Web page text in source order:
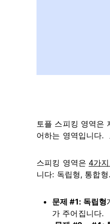
토플 스피킹 영역은
어하는 영역입니다.
스피킹 영역은 4가
니다: 독립형, 통합형.
문제 #1: 독립형
가 주어집니다.